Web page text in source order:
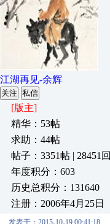
江湖再见-余辉
关注 私信
[版主]
精华：53帖
求助：44帖
帖子：3351帖 | 28451回
年度积分：603
历史总积分：131640
注册：2006年4月25日
发表于：2015-10-19 00:41:18